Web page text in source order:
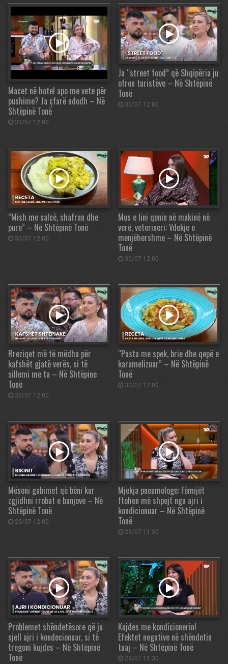
Macet në hotel apo me vete për
pushime? Ja çfarë ndodh – Në
Shtëpinë Tonë
30/07 12:00
Ja “street food” që Shqipëria ju
ofron turistëve – Në Shtëpinë
Tonë
30/07 12:00
“Mish me salcë, shafran dhe
pure” – Në Shtëpinë Tonë
30/07 12:00
Mos e lini qenin në makinë në
verë, veterineri: Vdekje e
menjëhershme – Në Shtëpinë
Tonë
30/07 12:00
Rreziqet më të mëdha për
kafshët gjatë verës, si të
sillemi me ta – Në Shtëpine
Tonë
30/07 12:00
“Pasta me spek, brie dhe qepë e
karamelizuar” – Në Shtëpinë
Tonë
30/07 12:00
Mësoni gabimet që bëni kur
zgjidhni rrobat e banjove – Në
Shtëpinë Tonë
29/07 12:00
Mjekja pneumologe: Fëmijët
ftohen më shpejt nga ajri i
kondicionuar – Në Shtëpinë
Tonë
29/07 11:30
Problemet shëndetësore që ju
sjell ajri i kondecionuar, si të
tregoni kujdes – Në Shtëpinë
Tonë
Kujdes me kondicionerin!
Efektet negative në shëndetin
tuaj – Në Shtëpinë Tonë
29/07 11:30